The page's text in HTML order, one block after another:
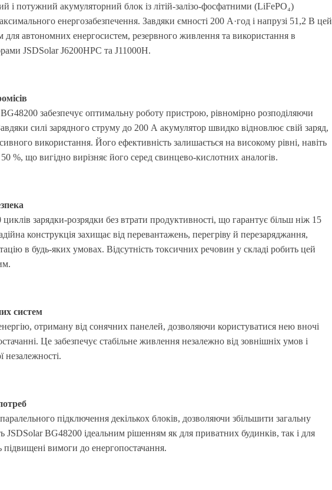
і потужний акумуляторний блок із літій-залізо-фосфатними (LiFePO₄)
енергозабезпечення. Завдяки ємності 200 А·год і напрузі 51,2 В цей
для автономних енергосистем, резервного живлення та використання в
JSDSolar J6200HPC та J11000H.
забезпечує оптимальну роботу пристрою, рівномірно розподіляючи
силі зарядного струму до 200 А акумулятор швидко відновлює свій заряд,
використання. Його ефективність залишається на високому рівні, навіть
%, що вигідно вирізняє його серед свинцево-кислотних аналогів.
зарядки-розрядки без втрати продуктивності, що гарантує більш ніж 15
конструкція захищає від перевантажень, перегріву й перезаряджання,
в будь-яких умовах. Відсутність токсичних речовин у складі робить цей
систем
отриману від сонячних панелей, дозволяючи користуватися нею вночі
Це забезпечує стабільне живлення незалежно від зовнішніх умов і
незалежності.
підключення декількох блоків, дозволяючи збільшити загальну
JSDSolar BG48200 ідеальним рішенням як для приватних будинків, так і для
вимоги до енергопостачання.